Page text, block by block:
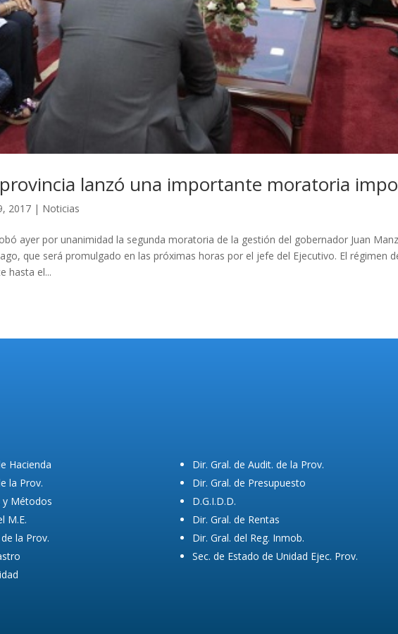
lanzó una importante moratoria
2017 | Noticias
ayer por unanimidad la segunda moratoria de la gestión del gobernador Juan
que será promulgado en las próximas horas por el jefe del Ejecutivo. El régimen
hasta el...
Hacienda
la Prov.
y Métodos
M.E.
la Prov.
Dir. Gral. de Audit. de la Prov.
Dir. Gral. de Presupuesto
D.G.I.D.D.
Dir. Gral. de Rentas
Dir. Gral. del Reg. Inmob.
Sec. de Estado de Unidad Ejec. Prov.